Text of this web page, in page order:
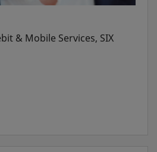
& Mobile Services, SIX